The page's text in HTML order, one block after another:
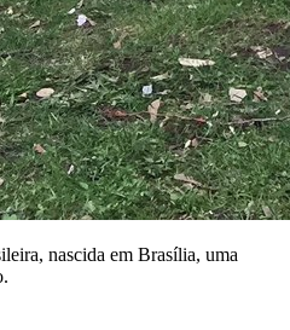
nascida em Brasília, uma